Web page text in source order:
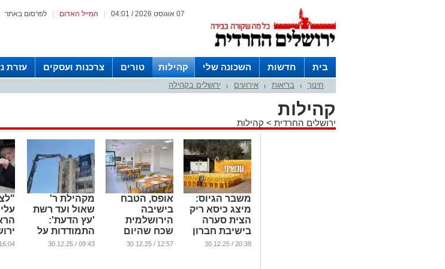
לפרסום באתר המייל האדום 07 אוגוסט 2026 / 04:01
בית חדשות השכונה שלי קהילות טורים צרכנות ועסקים עזרת
חצרות
חינוך בריאות אירועים ירושלים בקהילה
קהילות
ירושלים החרדית > קהילות
משבר הגיוס:
מיצג כיסא ריק
הצית סערה
בישיבת חברון
בירושלים |
20:38 / 30.12.25
אופס, הטבח
בישיבה
הירושלמית
שכח שהיום
צום
12:57 / 30.12.25
מקהילת ר'
שאול ועד רשת
'עץ הדעת':
התמודדות על
השטח היוקרתי
09:43 / 30.12.25
צו
16:04 / 28.12.25